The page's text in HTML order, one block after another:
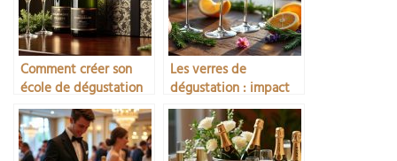
Comment créer son
école de dégustation
Les verres de
dégustation : impact
sur les arômes